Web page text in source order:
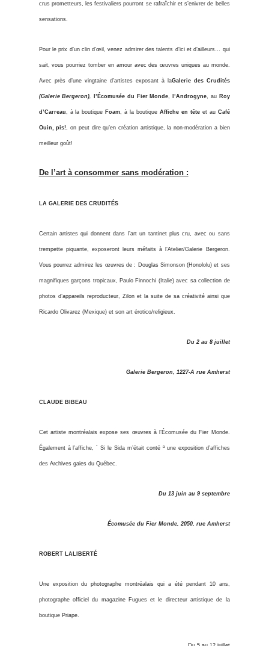
crus prometteurs, les festivaliers pourront se rafraîchir et s’enivrer de belles
sensations.
Pour le prix d’un clin d’œil, venez admirer des talents d’ici et d’ailleurs… qui
sait, vous pourriez tomber en amour avec des œuvres uniques au monde.
Avec près d’une vingtaine d’artistes exposant à laGalerie des Crudités
(Galerie Bergeron), l’Écomusée du Fier Monde, l’Androgyne, au Roy
d’Carreau, à la boutique Foam, à la boutiqueAffiche en têteet au Café
Ouin, pis!, on peut dire qu’en création artistique, la non-modération a bien
meilleur goût!
De l’art à consommer sans modération :
LA GALERIE DES CRUDITÉS
Certain artistes qui donnent dans l’art un tantinet plus cru, avec ou sans
trempette piquante, exposeront leurs méfaits à l’Atelier/Galerie Bergeron.
Vous pourrez admirez les œuvres de : Douglas Simonson (Honololu) et ses
magnifiques garçons tropicaux, Paulo Finnochi (Italie) avec sa collection de
photos d’appareils reproducteur, Zilon et la suite de sa créativité ainsi que
Ricardo Olivarez (Mexique) et son art érotico/religieux.
Du 2 au 8 juillet
Galerie Bergeron, 1227-A rue Amherst
CLAUDE BIBEAU
Cet artiste montréalais expose ses œuvres à l’Écomusée du Fier Monde.
Également à l’affiche, ´ Si le Sida m’était conté ª une exposition d’affiches
des Archives gaies du Québec.
Du 13 juin au 9 septembre
Écomusée du Fier Monde, 2050, rue Amherst
ROBERT LALIBERTÉ
Une exposition du photographe montréalais qui a été pendant 10 ans,
photographe officiel du magazine Fugues et le directeur artistique de la
boutique Priape.